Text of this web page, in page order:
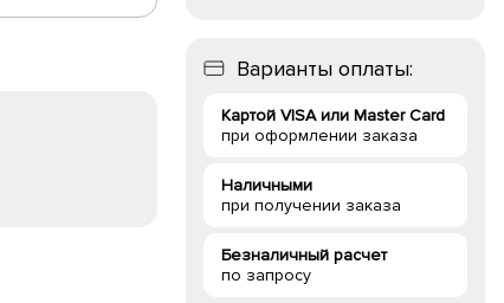
Варианты оплаты:
Картой VISA или Master Card
при оформлении заказа
Наличными
при получении заказа
Безналичный расчет
по запросу